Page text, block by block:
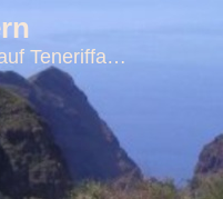
Teneriffa…